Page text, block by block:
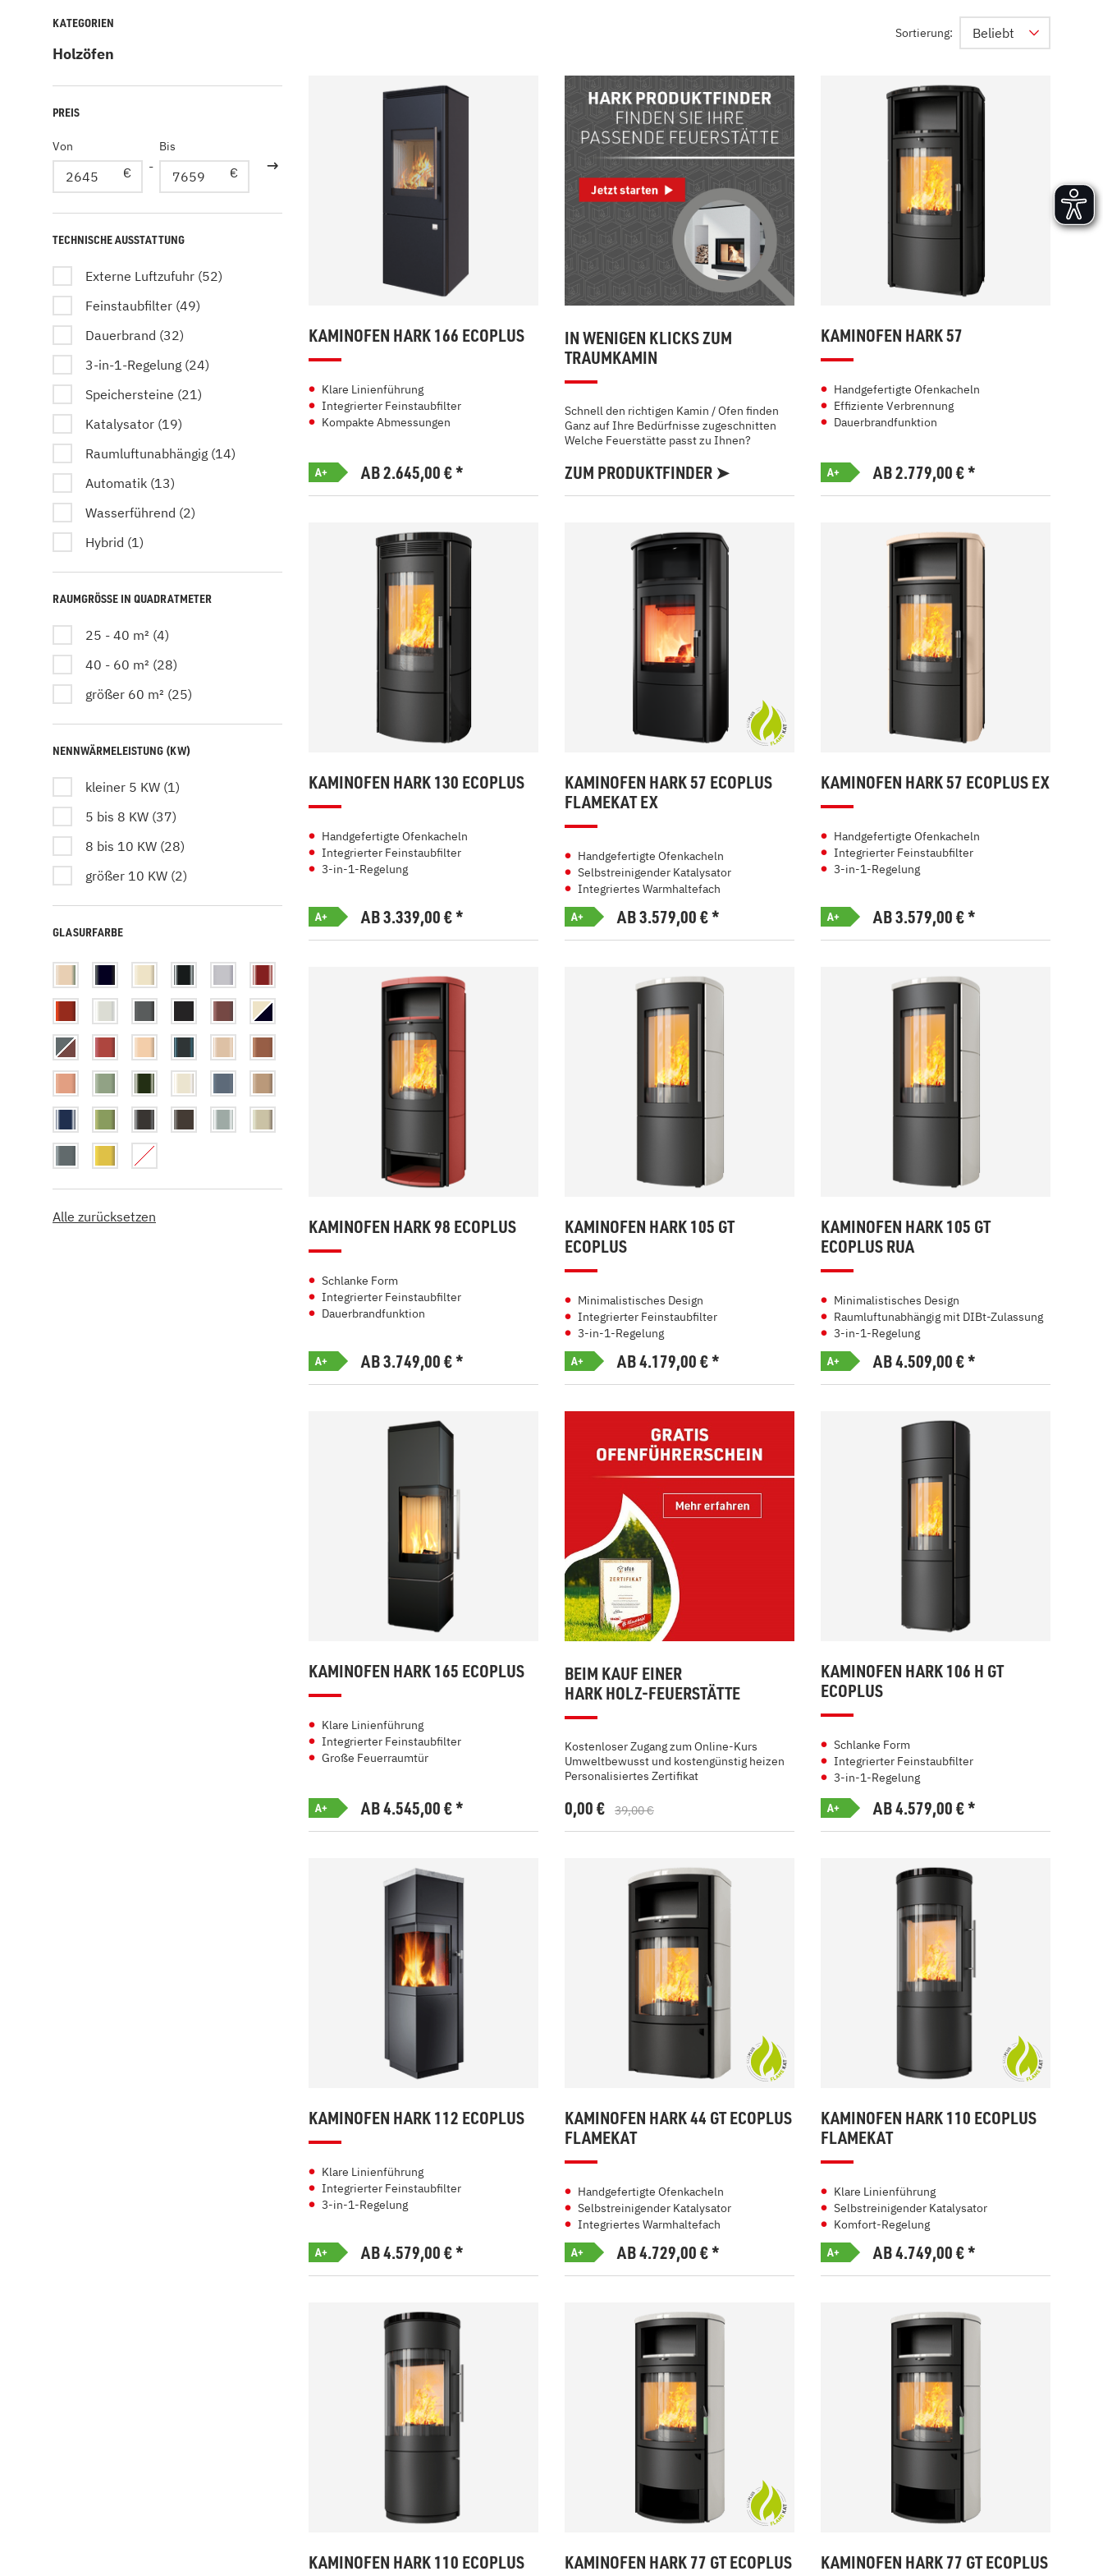
Kamin und Dunstabzugshaube
Kamin und Rauchmelder
T bis Z
Versand und Lieferung
Aufbau und Abnahme
KATEGORIEN
Holzöfen
PREIS
Von
€ -
Bis
€
TECHNISCHE AUSSTATTUNG
Externe Luftzufuhr (52)
Feinstaubfilter (49)
Dauerbrand (32)
3-in-1-Regelung (24)
Speichersteine (21)
Katalysator (19)
Raumluftunabhängig (14)
Automatik (13)
Wasserführend (2)
Hybrid (1)
RAUMGRÖSSE IN QUADRATMETER
25 - 40 m² (4)
40 - 60 m² (28)
größer 60 m² (25)
NENNWÄRMELEISTUNG (KW)
kleiner 5 KW (1)
5 bis 8 KW (37)
8 bis 10 KW (28)
größer 10 KW (2)
GLASURFARBE
Alle zurücksetzen
Sortierung: Beliebt
KAMINOFEN HARK 166 ECOPLUS
Klare Linienführung
Integrierter Feinstaubfilter
Kompakte Abmessungen
A+ AB 2.645,00€*
IN WENIGEN KLICKS ZUM
TRAUMKAMIN
Schnell den richtigen Kamin / Ofen finden
Ganz auf Ihre Bedürfnisse zugeschnitten
Welche Feuerstätte passt zu Ihnen?
ZUM PRODUKTFINDER ➤
KAMINOFEN HARK 57
Handgefertigte Ofenkacheln
Effiziente Verbrennung
Dauerbrandfunktion
A+ AB 2.779,00€*
KAMINOFEN HARK 130 ECOPLUS
Handgefertigte Ofenkacheln
Integrierter Feinstaubfilter
3-in-1-Regelung
A+ AB 3.339,00€*
KAMINOFEN HARK 57 ECOPLUS
FLAMEKAT EX
Handgefertigte Ofenkacheln
Selbstreinigender Katalysator
Integriertes Warmhaltefach
A+ AB 3.579,00€*
KAMINOFEN HARK 57 ECOPLUS EX
Handgefertigte Ofenkacheln
Integrierter Feinstaubfilter
3-in-1-Regelung
A+ AB 3.579,00€*
KAMINOFEN HARK 98 ECOPLUS
Schlanke Form
Integrierter Feinstaubfilter
Dauerbrandfunktion
A+ AB 3.749,00€*
KAMINOFEN HARK 105 GT
ECOPLUS
Minimalistisches Design
Integrierter Feinstaubfilter
3-in-1-Regelung
A+ AB 4.179,00€*
KAMINOFEN HARK 105 GT
ECOPLUS RUA
Minimalistisches Design
Raumluftunabhängig mit DIBt-Zulassung
3-in-1-Regelung
A+ AB 4.509,00€*
KAMINOFEN HARK 165 ECOPLUS
Klare Linienführung
Integrierter Feinstaubfilter
Große Feuerraumtür
A+ AB 4.545,00€*
BEIM KAUF EINER
HARK HOLZ-FEUERSTÄTTE
Kostenloser Zugang zum Online-Kurs
Umweltbewusst und kostengünstig heizen
Personalisiertes Zertifikat
0,00 € 39,00 €
KAMINOFEN HARK 106 H GT
ECOPLUS
Schlanke Form
Integrierter Feinstaubfilter
3-in-1-Regelung
A+ AB 4.579,00€*
KAMINOFEN HARK 112 ECOPLUS
Klare Linienführung
Integrierter Feinstaubfilter
3-in-1-Regelung
A+ AB 4.579,00€*
KAMINOFEN HARK 44 GT ECOPLUS
FLAMEKAT
Handgefertigte Ofenkacheln
Selbstreinigender Katalysator
Integriertes Warmhaltefach
A+ AB 4.729,00€*
KAMINOFEN HARK 110 ECOPLUS
FLAMEKAT
Klare Linienführung
Selbstreinigender Katalysator
Komfort-Regelung
A+ AB 4.749,00€*
KAMINOFEN HARK 110 ECOPLUS
KAMINOFEN HARK 77 GT ECOPLUS
KAMINOFEN HARK 77 GT ECOPLUS